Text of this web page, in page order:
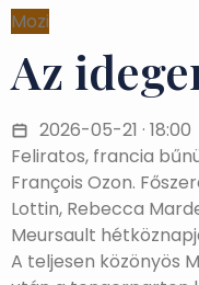
Mozi
Az
2026-05-21 · 18:00
Feliratos, francia
François Ozon.
Lottin, Rebecca
Meursault
A teljesen közönyös